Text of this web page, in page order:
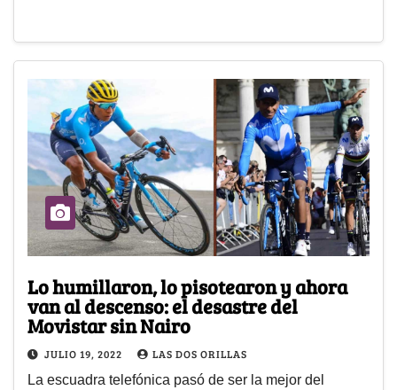
Lo humillaron, lo pisotearon y ahora
van al descenso: el desastre del
Movistar sin Nairo
JULIO 19, 2022 LAS DOS ORILLAS
La escuadra telefónica pasó de ser la mejor del